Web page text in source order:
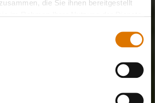
die Sie ihnen bereitgestellt